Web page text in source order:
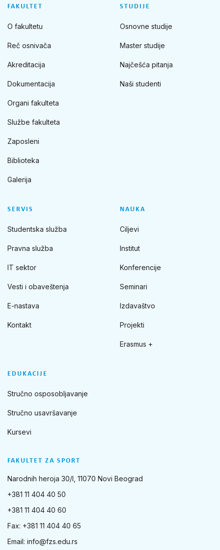
FAKULTET ZA SPORT
Narodnih heroja 30/I, 11070 Novi Beograd
+381 11 404 40 50
+381 11 404 40 60
Fax: +381 11 404 40 65
Email: info@fzs.edu.rs
FAKULTET
O fakultetu
Reč osnivača
Akreditacija
Dokumentacija
Organi fakulteta
Službe fakulteta
Zaposleni
Biblioteka
Galerija
STUDIJE
Osnovne studije
Master studije
Najčešća pitanja
Naši studenti
SERVIS
Studentska služba
Pravna služba
IT sektor
Vesti i obaveštenja
E-nastava
Kontakt
NAUKA
Ciljevi
Institut
Konferencije
Seminari
Izdavaštvo
Projekti
Erasmus +
EDUKACIJE
Stručno osposobljavanje
Stručno usavršavanje
Kursevi